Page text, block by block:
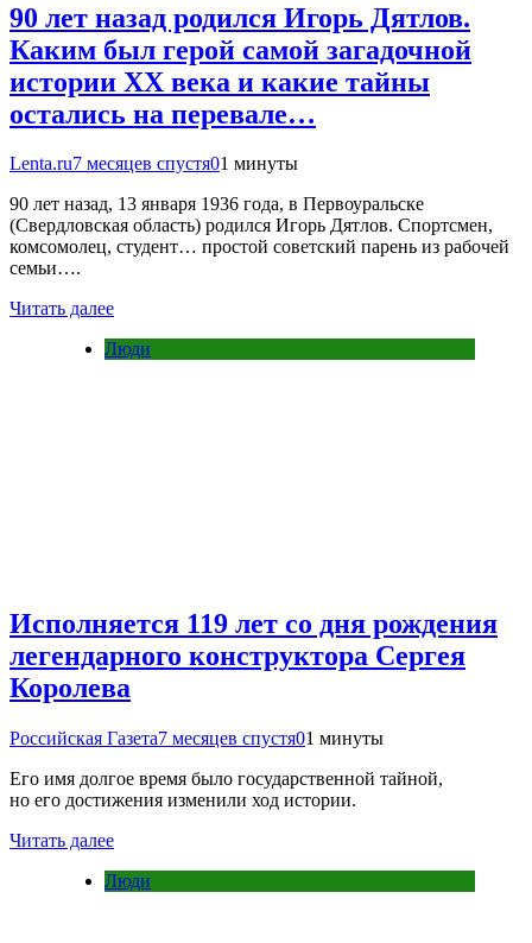
90 лет назад родился Игорь Дятлов.
Каким был герой самой загадочной
истории ХХ века и какие тайны
остались на перевале…
Lenta.ru7 месяцев спустя01 минуты
90 лет назад, 13 января 1936 года, в Первоуральске
(Свердловская область) родился Игорь Дятлов. Спортсмен,
комсомолец, студент… простой советский парень из рабочей
семьи….
Читать далее
Люди
Исполняется 119 лет со дня рождения
легендарного конструктора Сергея
Королева
Российская Газета7 месяцев спустя01 минуты
Его имя долгое время было государственной тайной,
но его достижения изменили ход истории.
Читать далее
Люди